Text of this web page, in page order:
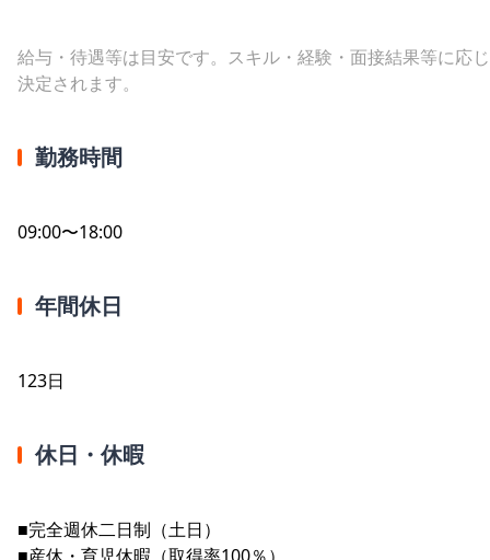
給与・待遇等は目安です。スキル・経験・面接結果等に応
決定されます。
勤務時間
09:00〜18:00
年間休日
123日
休日・休暇
■完全週休二日制（土日）